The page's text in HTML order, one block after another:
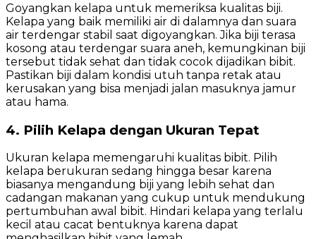
Goyangkan kelapa untuk memeriksa kualitas biji.
Kelapa yang baik memiliki air di dalamnya dan suara
air terdengar stabil saat digoyangkan. Jika biji terasa
kosong atau terdengar suara aneh, kemungkinan biji
tersebut tidak sehat dan tidak cocok dijadikan bibit.
Pastikan biji dalam kondisi utuh tanpa retak atau
kerusakan yang bisa menjadi jalan masuknya jamur
atau hama.
4. Pilih Kelapa dengan Ukuran Tepat
Ukuran kelapa memengaruhi kualitas bibit. Pilih
kelapa berukuran sedang hingga besar karena
biasanya mengandung biji yang lebih sehat dan
cadangan makanan yang cukup untuk mendukung
pertumbuhan awal bibit. Hindari kelapa yang terlalu
kecil atau cacat bentuknya karena dapat